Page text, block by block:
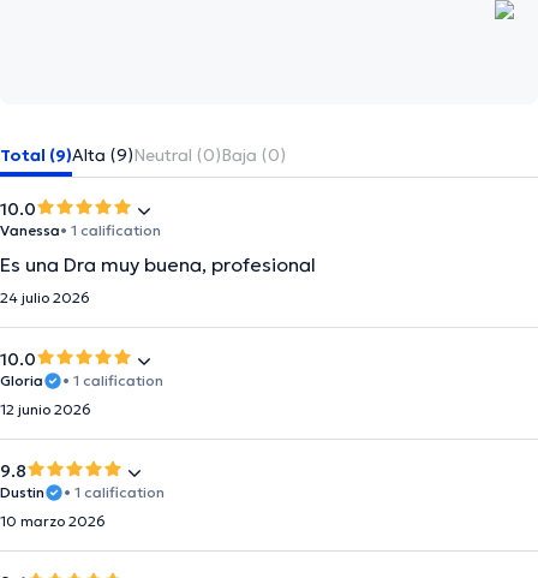
Total (9)Alta (9)Neutral (0)Baja (0)
10.0
Vanessa• 1 calification
Es una Dra muy buena, profesional
24 julio 2026
10.0
Gloria
• 1 calification
12 junio 2026
9.8
Dustin
• 1 calification
10 marzo 2026